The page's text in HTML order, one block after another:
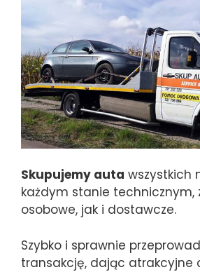
Skupujemy auta wszystkich
każdym stanie technicznym,
osobowe, jak i dostawcze.
Szybko i sprawnie
transakcję, dając atrakcyjne